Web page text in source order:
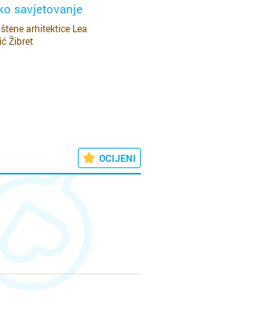
savjetovanje
arhitektice Lea
Žibret
OCIJENI